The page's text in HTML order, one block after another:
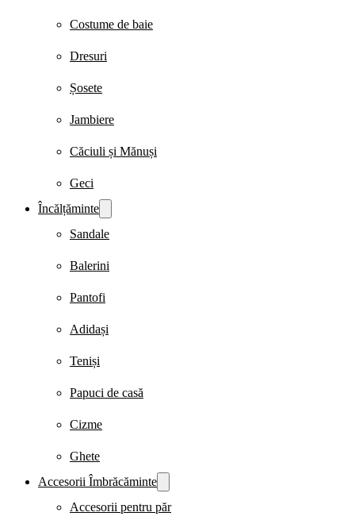
Costume de baie
Dresuri
Șosete
Jambiere
Căciuli și Mănuși
Geci
Încălțăminte
Sandale
Balerini
Pantofi
Adidași
Teniși
Papuci de casă
Cizme
Ghete
Accesorii Îmbrăcăminte
Accesorii pentru păr